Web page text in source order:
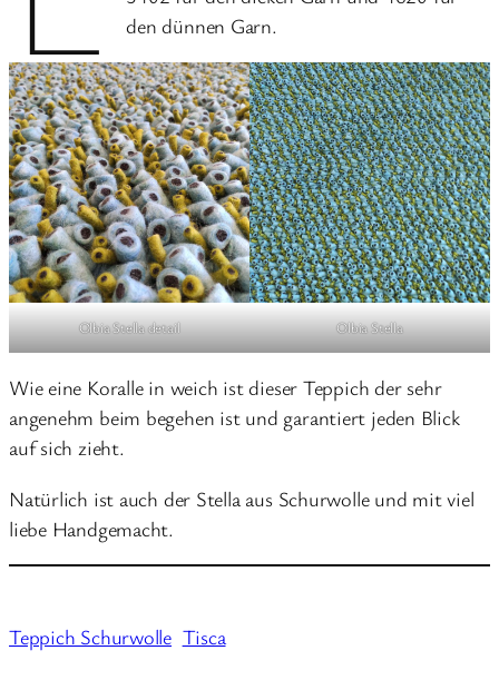
den dünnen Garn.
Olbia Stella detail Olbia Stella
Wie eine Koralle in weich ist dieser Teppich der sehr
angenehm beim begehen ist und garantiert jeden Blick
auf sich zieht.
Natürlich ist auch der Stella aus Schurwolle und mit viel
liebe Handgemacht.
Teppich Schurwolle Tisca